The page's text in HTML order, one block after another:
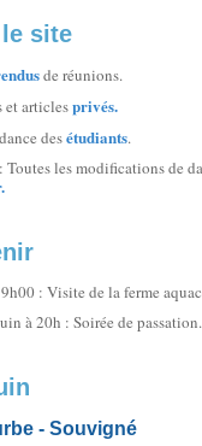
site
de réunions.
et articlesprivés.
desétudiants.
les modifications de
: Visite de la ferme
à 20h : Soirée de passation.
- Souvigné